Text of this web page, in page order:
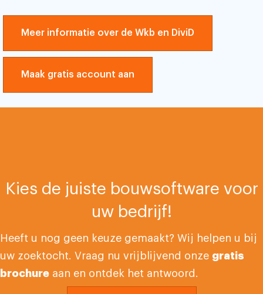
Meer informatie over de Wkb en DiviD
Maak gratis account aan
Kies de juiste bouwsoftware voor
uw bedrijf!
Heeft u nog geen keuze gemaakt? Wij helpen u bij
uw zoektocht. Vraag nu vrijblijvend onze gratis
brochure aan en ontdek het antwoord.